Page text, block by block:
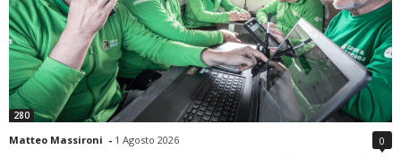
280
Matteo Massironi - 1 Agosto 2026 0